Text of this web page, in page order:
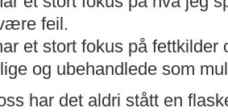
feil.
et stort fokus på
og ubehandlede som
har det aldri stått en